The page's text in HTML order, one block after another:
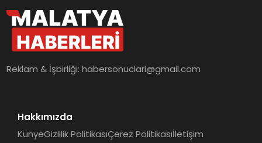
Reklam & İşbirliği:habersonuclari@gmail.com
Hakkımızda
KünyeGizlilik PolitikasıÇerez Politikasıİletişim